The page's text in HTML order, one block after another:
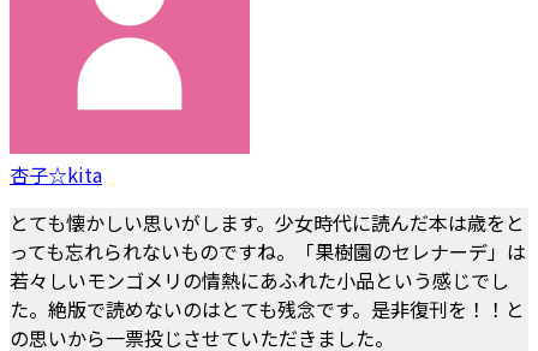
杏子☆kita
とても懐かしい思いがします。少女時代に読んだ本は歳をと
っても忘れられないものですね。「果樹園のセレナーデ」は
若々しいモンゴメリの情熱にあふれた小品という感じでし
た。絶版で読めないのはとても残念です。是非復刊を！！と
の思いから一票投じさせていただきました。